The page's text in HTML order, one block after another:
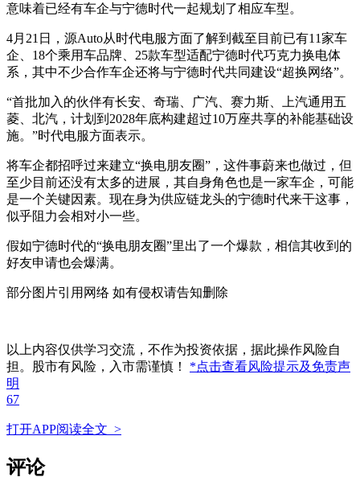
意味着已经有车企与宁德时代一起规划了相应车型。
4月21日，源Auto从时代电服方面了解到截至目前已有11家车
企、18个乘用车品牌、25款车型适配宁德时代巧克力换电体
系，其中不少合作车企还将与宁德时代共同建设“超换网络”。
“首批加入的伙伴有长安、奇瑞、广汽、赛力斯、上汽通用五
菱、北汽，计划到2028年底构建超过10万座共享的补能基础设
施。”时代电服方面表示。
将车企都招呼过来建立“换电朋友圈”，这件事蔚来也做过，但
至少目前还没有太多的进展，其自身角色也是一家车企，可能
是一个关键因素。现在身为供应链龙头的宁德时代来干这事，
似乎阻力会相对小一些。
假如宁德时代的“换电朋友圈”里出了一个爆款，相信其收到的
好友申请也会爆满。
部分图片引用网络 如有侵权请告知删除
以上内容仅供学习交流，不作为投资依据，据此操作风险自
担。股市有风险，入市需谨慎！ *点击查看风险提示及免责声
明
67
打开APP阅读全文 >
评论